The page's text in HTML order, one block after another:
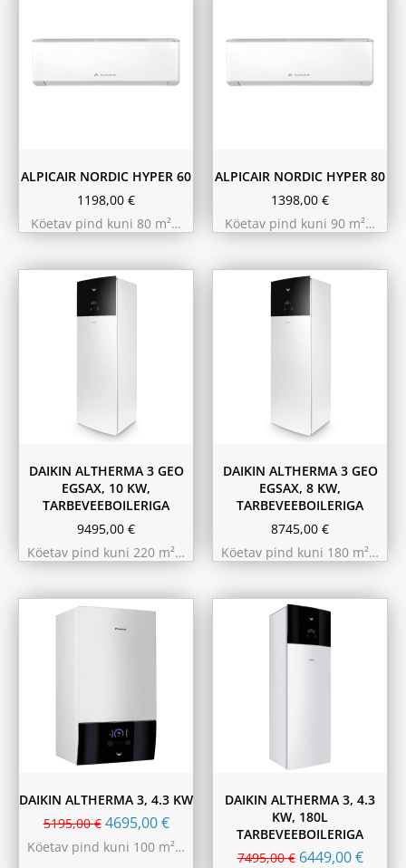
ALPICAIR NORDIC HYPER 60
1198,00 €
Köetav pind kuni 80 m²…
ALPICAIR NORDIC HYPER 80
1398,00 €
Köetav pind kuni 90 m²…
DAIKIN ALTHERMA 3 GEO
EGSAX, 10 KW,
TARBEVEEBOILERIGA
9495,00 €
Köetav pind kuni 220 m²…
DAIKIN ALTHERMA 3 GEO
EGSAX, 8 KW,
TARBEVEEBOILERIGA
8745,00 €
Köetav pind kuni 180 m²…
DAIKIN ALTHERMA 3, 4.3 KW
5195,00€ 4695,00€
Köetav pind kuni 100 m²…
DAIKIN ALTHERMA 3, 4.3
KW, 180L
TARBEVEEBOILERIGA
7495,00€ 6449,00€